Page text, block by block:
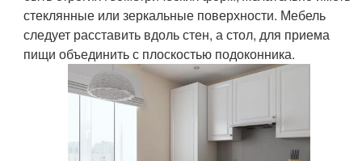
стеклянные или зеркальные поверхности. Мебель
следует расставить вдоль стен, а стол, для приема
пищи объединить с плоскостью подоконника.